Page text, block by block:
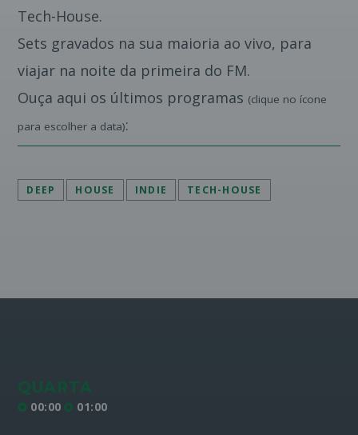
Tech-House.
Sets gravados na sua maioria ao vivo, para
viajar na noite da primeira do FM.
Ouça aqui os últimos programas (clique no ícone
para escolher a data):
DEEP HOUSE INDIE TECH-HOUSE
QUARTA
00:00 01:00